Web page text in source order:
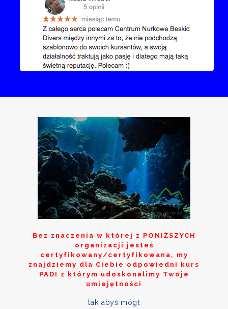
Bez znaczenia w której z PONIŻSZYCH
organizacji jesteś
certyfikowany/certyfikowana, my
znajdziemy dla Ciebie odpowiedni kurs
PADI z którym udoskonalimy Twoje
umiejętności
tak abyś mógł